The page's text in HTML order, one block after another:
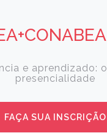
e aprendizado:
presencialidade
FAÇA SUA INSCRIÇÃO